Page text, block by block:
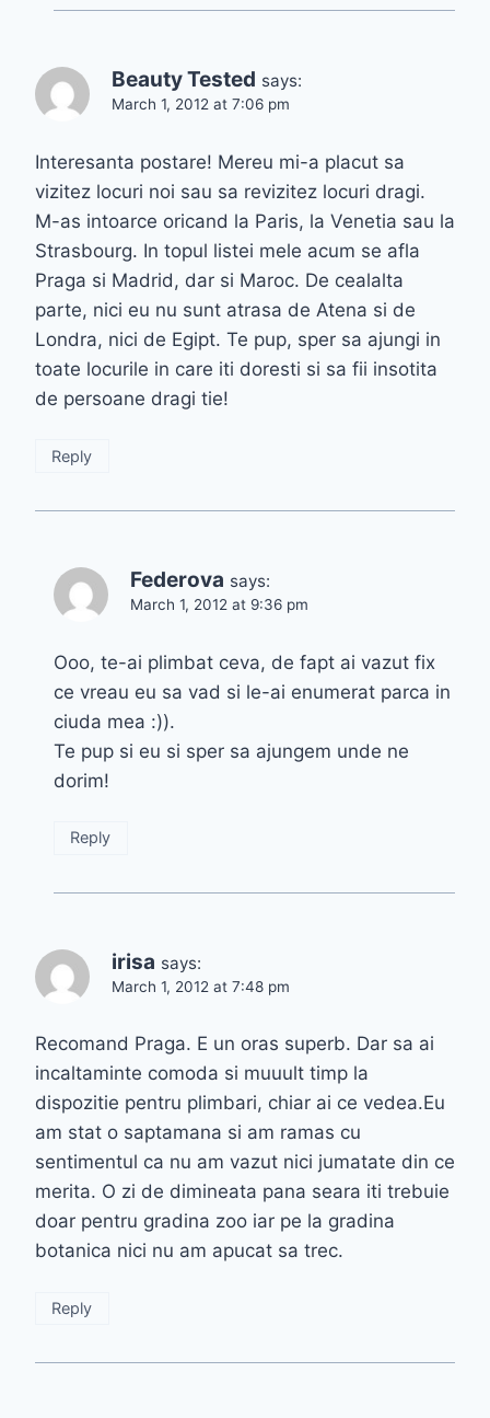
Beauty Tested says:
March 1, 2012 at 7:06 pm
Interesanta postare! Mereu mi-a placut sa
vizitez locuri noi sau sa revizitez locuri dragi.
M-as intoarce oricand la Paris, la Venetia sau la
Strasbourg. In topul listei mele acum se afla
Praga si Madrid, dar si Maroc. De cealalta
parte, nici eu nu sunt atrasa de Atena si de
Londra, nici de Egipt. Te pup, sper sa ajungi in
toate locurile in care iti doresti si sa fii insotita
de persoane dragi tie!
Reply
Federova says:
March 1, 2012 at 9:36 pm
Ooo, te-ai plimbat ceva, de fapt ai vazut fix
ce vreau eu sa vad si le-ai enumerat parca in
ciuda mea :)).
Te pup si eu si sper sa ajungem unde ne
dorim!
Reply
irisa says:
March 1, 2012 at 7:48 pm
Recomand Praga. E un oras superb. Dar sa ai
incaltaminte comoda si muuult timp la
dispozitie pentru plimbari, chiar ai ce vedea.Eu
am stat o saptamana si am ramas cu
sentimentul ca nu am vazut nici jumatate din ce
merita. O zi de dimineata pana seara iti trebuie
doar pentru gradina zoo iar pe la gradina
botanica nici nu am apucat sa trec.
Reply